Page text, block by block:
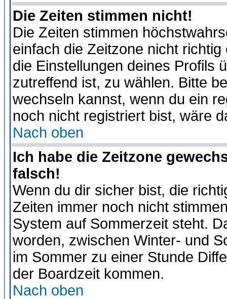
Die Zeiten stimmen nicht!
Die Zeiten stimmen
einfach die Zeitzone nicht
die Einstellungen deines Profils
zutreffend ist, zu wählen. Bitte
wechseln kannst, wenn du ein
noch nicht registriert bist, wäre
Nach oben
Ich habe die Zeitzone
falsch!
Wenn du dir sicher bist, die
Zeiten immer noch nicht
System auf Sommerzeit steht.
worden, zwischen Winter- und
im Sommer zu einer Stunde
der Boardzeit kommen.
Nach oben